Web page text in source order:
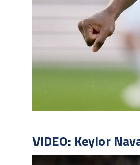
VIDEO: Keylor